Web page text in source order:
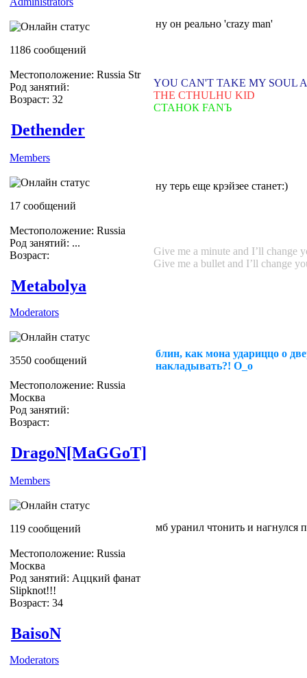
1186 сообщений
Местоположение: Russia Str
Род занятий:
Возраст: 32
ну он реально 'crazy man'
YOU CAN'T TAKE MY SOUL
THE CTHULHU KID
СТАНОК FANЪ
Dethender
Members
17 сообщений
Местоположение: Russia
Род занятий: ...
Возраст:
ну терь еще крэйзее станет:)
Give me a minute and I’ll change
Give me a bullet and I’ll change
Metabolya
Moderators
3550 сообщений
Местоположение: Russia
Москва
Род занятий:
Возраст:
блин, как мона удариццо о
накладывать?! О_о
DragoN[MaGGoT]
Members
119 сообщений
Местоположение: Russia
Москва
Род занятий: Аццкий фанат
Slipknot!!!
Возраст: 34
мб уранил чтонить и нагнулся
BaisoN
Moderators